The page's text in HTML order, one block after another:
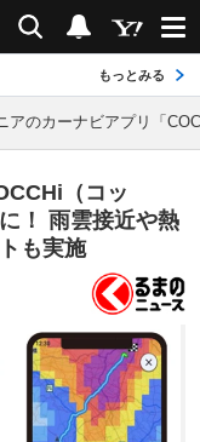
検索 通知
もっとみる
アのカーナビアプリ「
（コッ
！ 雨雲接近や熱
も実施